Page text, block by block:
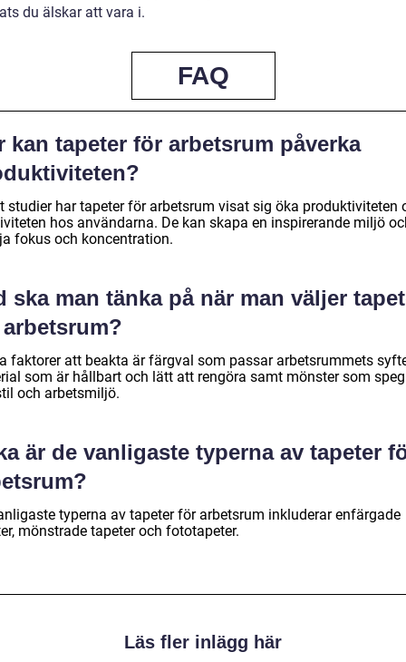
du älskar att vara i.
FAQ
kan tapeter för arbetsrum påverka
studier har tapeter för arbetsrum visat sig öka produktiviteten
hos användarna. De kan skapa en inspirerande miljö
fokus och koncentration.
ska man tänka på när man väljer
faktorer att beakta är färgval som passar arbetsrummets
som är hållbart och lätt att rengöra samt mönster som
och arbetsmiljö.
är de vanligaste typerna av tapeter
typerna av tapeter för arbetsrum inkluderar enfärgade
mönstrade tapeter och fototapeter.
Läs fler inlägg här